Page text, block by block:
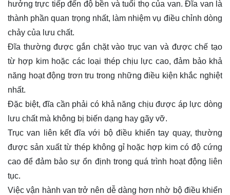
hưởng trực tiếp đến độ bền và tuổi thọ của van. Đĩa van là
thành phần quan trọng nhất, làm nhiệm vụ điều chỉnh dòng
chảy của lưu chất.
Đĩa thường được gắn chặt vào trục van và được chế tạo
từ hợp kim hoặc các loại thép chịu lực cao, đảm bảo khả
năng hoạt động trơn tru trong những điều kiện khắc nghiệt
nhất.
Đặc biệt, đĩa cần phải có khả năng chịu được áp lực dòng
lưu chất mà không bị biến dạng hay gãy vỡ.
Trục van liên kết đĩa với bộ điều khiển tay quay, thường
được sản xuất từ thép không gỉ hoặc hợp kim có độ cứng
cao để đảm bảo sự ổn định trong quá trình hoạt động liên
tục.
Việc vận hành van trở nên dễ dàng hơn nhờ bộ điều khiển